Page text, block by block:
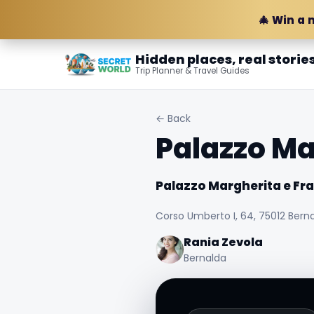
🎄 Win a
Hidden places, real
Trip Planner & Travel Guides
← Back
Palazzo
Palazzo Margherita e
Corso Umberto I, 64, 75012
Rania Zevola
Bernalda